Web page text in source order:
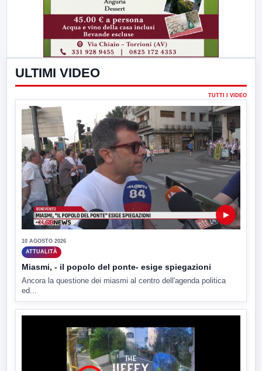
ULTIMI VIDEO
TUTTI I VIDEO
▶
10 AGOSTO 2026
ATTUALITÀ
Miasmi, - il popolo del ponte- esige spiegazioni
Ancora la questione dei miasmi al centro dell'agenda politica
ed...